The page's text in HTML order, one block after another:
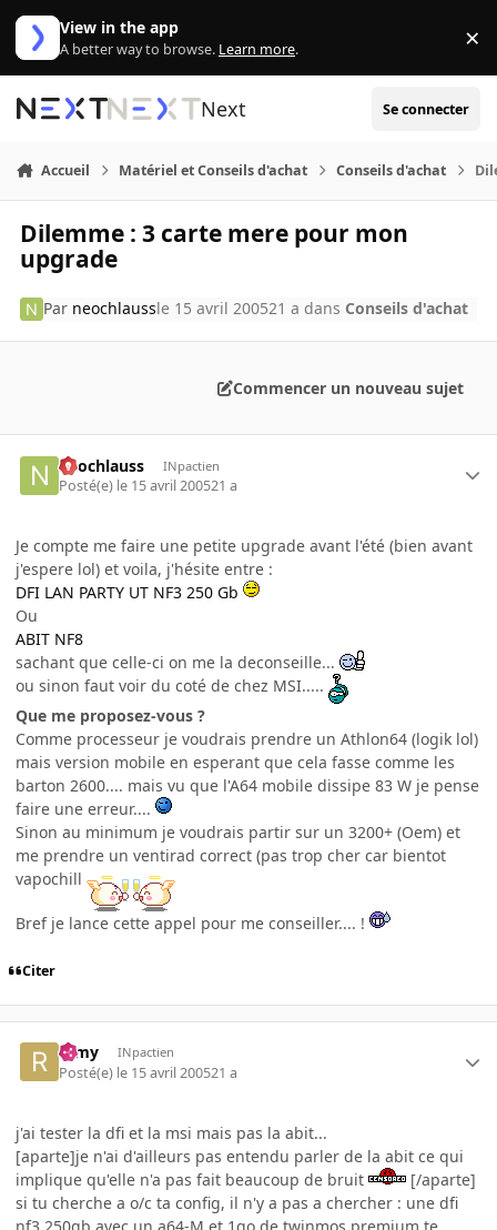
Aller au contenu
View in the app
A better way to browse. Learn more. ×
Next Se connecter
Accueil Matériel et Conseils d'achat Conseils d'achat
Dilemme : 3 carte mere pour mon
upgrade
Par neochlaussle 15 avril 200521 a dans Conseils d'achat
Commencer un nouveau sujet
neochlauss INpactien
Posté(e) le 15 avril 200521 a
Je compte me faire une petite upgrade avant l'été (bien avant
j'espere lol) et voila, j'hésite entre :
DFI LAN PARTY UT NF3 250 Gb
Ou
ABIT NF8
sachant que celle-ci on me la deconseille...
ou sinon faut voir du coté de chez MSI.....
Que me proposez-vous ?
Comme processeur je voudrais prendre un Athlon64 (logik lol)
mais version mobile en esperant que cela fasse comme les
barton 2600.... mais vu que l'A64 mobile dissipe 83 W je pense
faire une erreur....
Sinon au minimum je voudrais partir sur un 3200+ (Oem) et
me prendre un ventirad correct (pas trop cher car bientot
vapochill
Bref je lance cette appel pour me conseiller.... !
Citer
ramy INpactien
Posté(e) le 15 avril 200521 a
j'ai tester la dfi et la msi mais pas la abit...
[aparte]je n'ai d'ailleurs pas entendu parler de la abit ce qui
implique qu'elle n'a pas fait beaucoup de bruit
[/aparte]
si tu cherche a o/c ta config, il n'y a pas a chercher : une dfi
nf3 250gb avec un a64-M et 1go de twinmos premium te